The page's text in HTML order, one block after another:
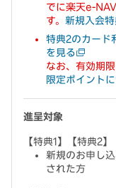
でに楽天e-
す。 新規入会
特典2のカード
を見る
なお、有効期
限定ポイント
進呈対象
【特典1】【特典2】
新規のお申し
された方